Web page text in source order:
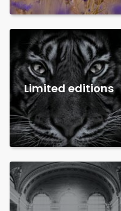
Limited editions